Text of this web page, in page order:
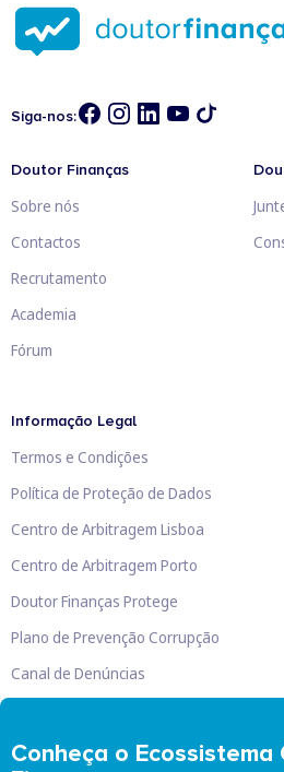
Conheça o
Siga-nos:
Doutor Finanças
Sobre nós
Contactos
Recrutamento
Academia
Fórum
Informação Legal
Termos e Condições
Política de Proteção de Dados
Centro de Arbitragem Lisboa
Centro de Arbitragem Porto
Doutor Finanças Protege
Plano de Prevenção Corrupção
Canal de Denúncias